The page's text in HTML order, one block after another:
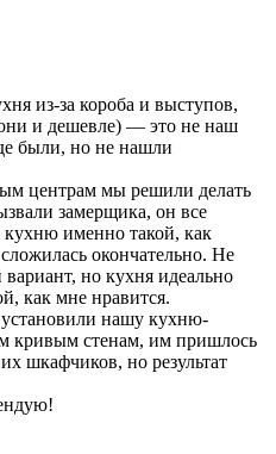
из-за короба и выступов,
и дешевле) — это не наш
были, но не нашли
центрам мы решили делать
замерщика, он все
кухню именно такой, как
окончательно. Не
но кухня идеально
как мне нравится.
нашу кухню-
кривым стенам, им пришлось
шкафчиков, но результат